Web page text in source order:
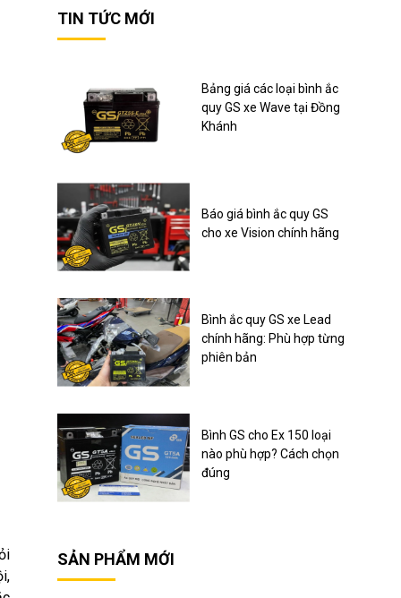
TIN TỨC MỚI
Bảng giá các loại bình ắc
quy GS xe Wave tại Đồng
Khánh
Báo giá bình ắc quy GS
cho xe Vision chính hãng
Bình ắc quy GS xe Lead
chính hãng: Phù hợp từng
phiên bản
Bình GS cho Ex 150 loại
nào phù hợp? Cách chọn
đúng
SẢN PHẨM MỚI